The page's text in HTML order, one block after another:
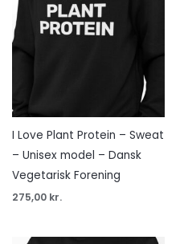
I Love Plant Protein – Sweat
– Unisex model – Dansk
Vegetarisk Forening
275,00 kr.